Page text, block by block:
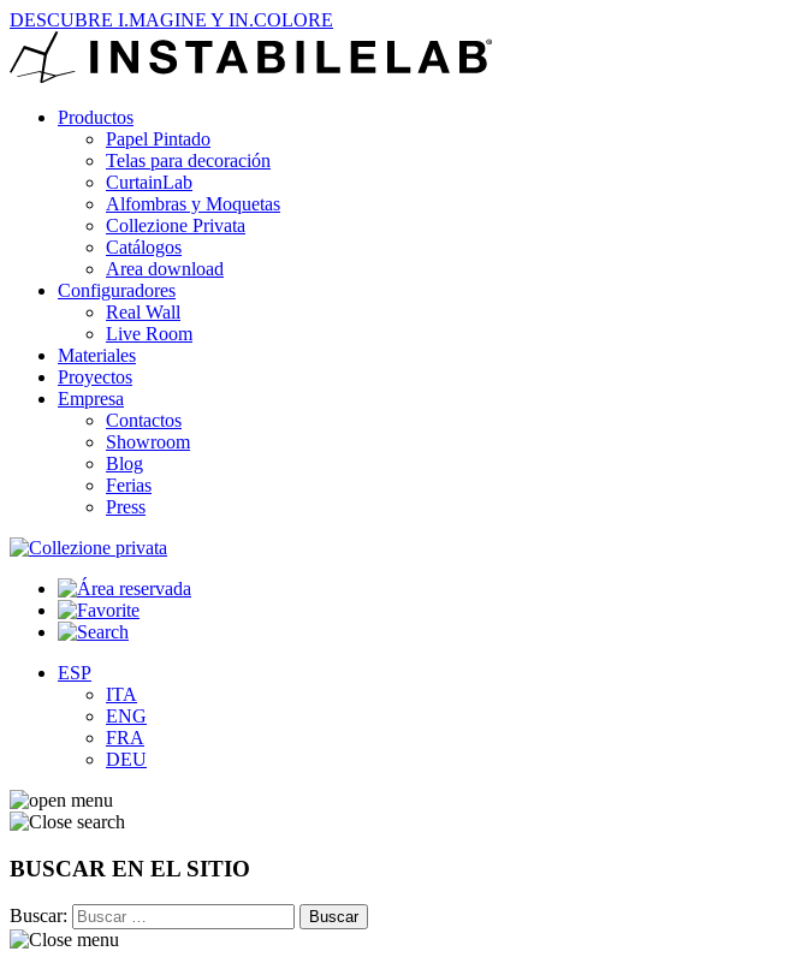
DESCUBRE I.MAGINE Y IN.COLORE
Productos
Papel Pintado
Telas para decoración
CurtainLab
Alfombras y Moquetas
Collezione Privata
Catálogos
Area download
Configuradores
Real Wall
Live Room
Materiales
Proyectos
Empresa
Contactos
Showroom
Blog
Ferias
Press
ESP
ITA
ENG
FRA
DEU
BUSCAR EN EL SITIO
Buscar: